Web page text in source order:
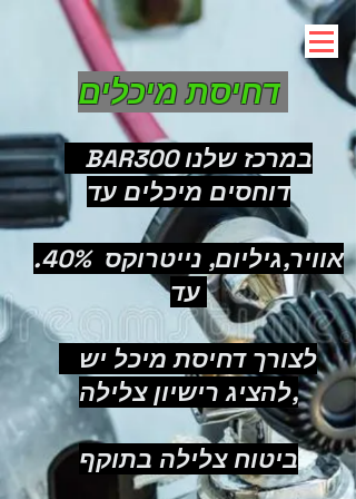
דחיסת מיכלים
BAR300 במרכז שלנו
דוחסים מיכלים עד
.40% אוויר,גיליום, נייטרוקס
עד
להציג רישיון צלילה,
ביטוח צלילה בתוקף